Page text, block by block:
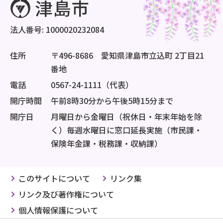
法人番号: 1000020232084
住所
〒496-8686 愛知県津島市立込町 2丁目21
番地
電話
0567-24-1111（代表）
開庁時間
午前8時30分から午後5時15分まで
開庁日
月曜日から金曜日（祝休日・年末年始を除
く）毎週水曜日に窓口延長実施（市民課・
保険年金課・税務課・収納課）
このサイトについて
リンク集
リンク及び著作権について
個人情報保護について